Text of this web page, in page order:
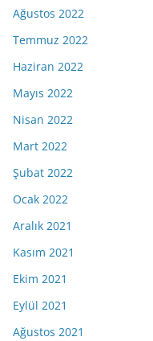
Ağustos 2022
Temmuz 2022
Haziran 2022
Mayıs 2022
Nisan 2022
Mart 2022
Şubat 2022
Ocak 2022
Aralık 2021
Kasım 2021
Ekim 2021
Eylül 2021
Ağustos 2021